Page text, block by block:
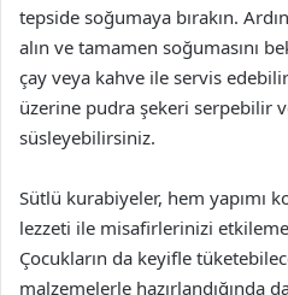
tepside soğumaya bırakın.
alın ve tamamen soğumasını
çay veya kahve ile servis
üzerine pudra şekeri serpebilir
süsleyebilirsiniz.
Sütlü kurabiyeler, hem yapımı
lezzeti ile misafirlerinizi
Çocukların da keyifle
malzemelerle hazırlandığında